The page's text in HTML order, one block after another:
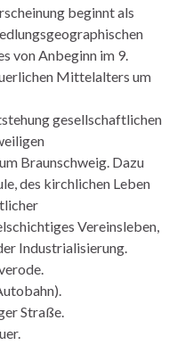
beginnt als
von Anbeginn im 9.
Mittelalters um
gesellschaftlichen
Braunschweig. Dazu
des kirchlichen Leben
Vereinsleben,
Industrialisierung.
Straße.